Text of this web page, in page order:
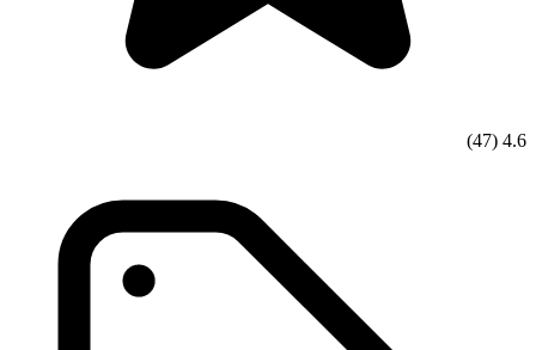
4.6
(47)